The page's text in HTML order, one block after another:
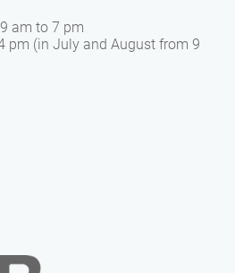
am to 7 pm
pm (in July and August from 9